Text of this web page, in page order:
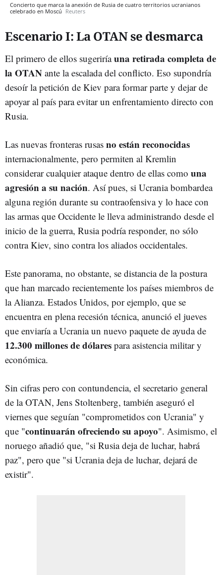
Concierto que marca la anexión de Rusia de cuatro territorios ucranianos
celebrado en Moscú Reuters
Escenario I: La OTAN se desmarca
El primero de ellos sugeriríauna retirada completa de
la OTAN ante la escalada del conflicto. Eso supondría
desoír la petición de Kiev para formar parte y dejar de
apoyar al país para evitar un enfrentamiento directo con
Rusia.
Las nuevas fronteras rusas no están reconocidas
internacionalmente, pero permiten al Kremlin
considerar cualquier ataque dentro de ellas como una
agresión a su nación. Así pues, si Ucrania bombardea
alguna región durante su contraofensiva y lo hace con
las armas que Occidente le lleva administrando desde el
inicio de la guerra, Rusia podría responder, no sólo
contra Kiev, sino contra los aliados occidentales.
Este panorama, no obstante, se distancia de la postura
que han marcado recientemente los países miembros de
la Alianza. Estados Unidos, por ejemplo, que se
encuentra en plena recesión técnica, anunció el jueves
que enviaría a Ucrania un nuevo paquete de ayuda de
12.300 millones de dólares para asistencia militar y
económica.
Sin cifras pero con contundencia, el secretario general
de la OTAN, Jens Stoltenberg, también aseguró el
viernes que seguían "comprometidos con Ucrania" y
que "continuarán ofreciendo su apoyo". Asimismo, el
noruego añadió que, "si Rusia deja de luchar, habrá
paz", pero que "si Ucrania deja de luchar, dejará de
existir".